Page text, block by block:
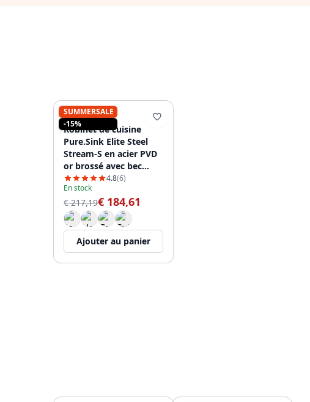
SUMMERSALE
-15%
PURE.SINK
Robinet de cuisine
Pure.Sink Elite Steel
Stream-S en acier PVD
or brossé avec bec
rétractable PS8045-60.
4.8(6)
En stock
€ 217,19€ 184,61
Ajouter au panier